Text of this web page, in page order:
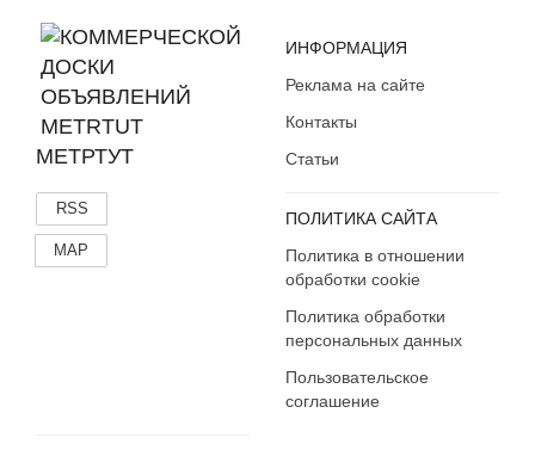
Ивановская область
Ингушетия
Иркутская область
Кабардино-Балкария
Калининградская область
Калмыкия
Калужская область
Камчатский край
МЕТРТУТ
RSS
MAP
ИНФОРМАЦИЯ
Реклама на сайте
Контакты
Статьи
ПОЛИТИКА САЙТА
Политика в отношении
обработки cookie
Политика обработки
персональных данных
Пользовательское
соглашение